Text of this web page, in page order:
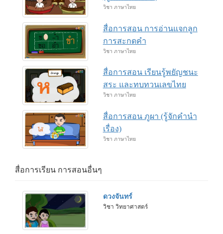
วิชา ภาษาไทย
สื่อการสอน การอ่านแจกลูก
การสะกดคำ
วิชา ภาษาไทย
สื่อการสอน เรียนรู้พยัญชนะ
สระ และทบทวนเลขไทย
วิชา ภาษาไทย
สื่อการสอน ภูผา (รู้จักคำนำ
เรื่อง)
วิชา ภาษาไทย
สื่อการเรียน การสอนอื่นๆ
ดวงจันทร์
วิชา วิทยาศาสตร์